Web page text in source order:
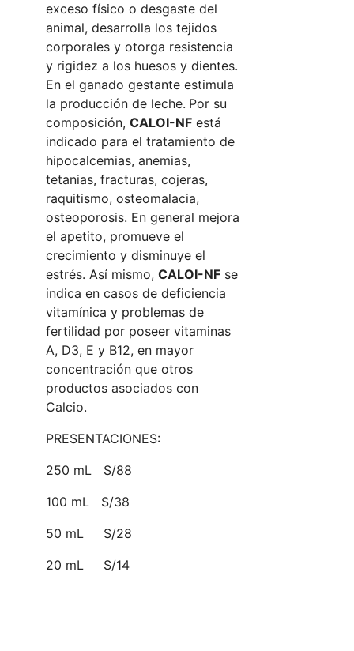
exceso físico o desgaste del
animal, desarrolla los tejidos
corporales y otorga resistencia
y rigidez a los huesos y dientes.
En el ganado gestante estimula
la producción de leche. Por su
composición, CALOI-NF está
indicado para el tratamiento de
hipocalcemias, anemias,
tetanias, fracturas, cojeras,
raquitismo, osteomalacia,
osteoporosis. En general mejora
el apetito, promueve el
crecimiento y disminuye el
estrés. Así mismo, CALOI-NF se
indica en casos de deficiencia
vitamínica y problemas de
fertilidad por poseer vitaminas
A, D3, E y B12, en mayor
concentración que otros
productos asociados con
Calcio.
PRESENTACIONES:
250 mL S/88
100 mL S/38
50 mL S/28
20 mL S/14